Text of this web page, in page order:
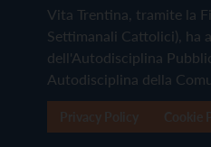
Vita Trentina, tramite la
Settimanali Cattolici), ha
dell'Autodisciplina
Autodisciplina della